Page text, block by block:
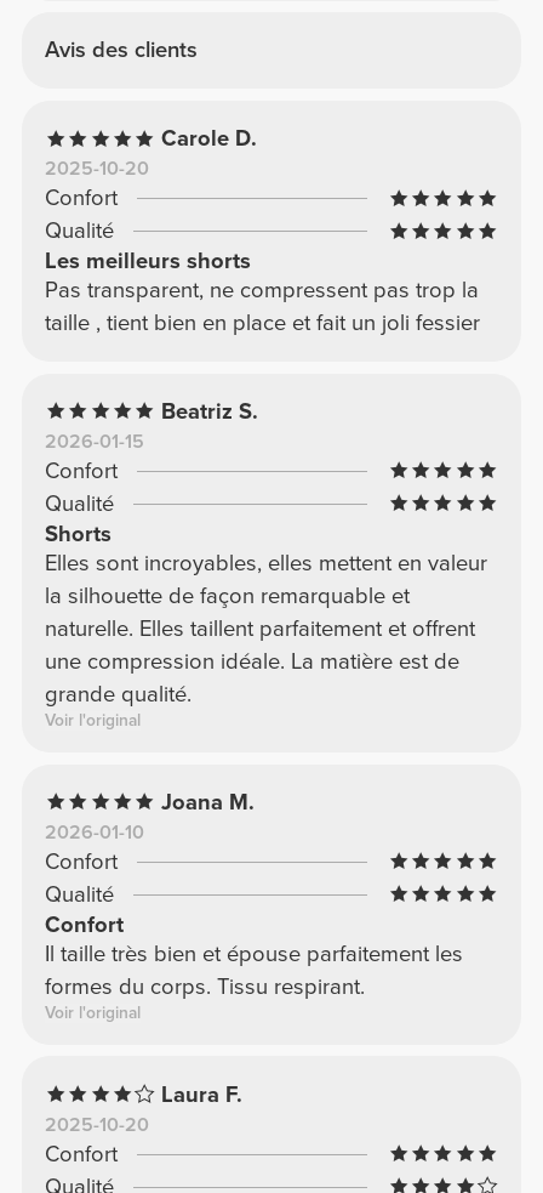
Avis des clients
Carole D.
2025-10-20
Confort
Qualité
Les meilleurs shorts
Pas transparent, ne compressent pas trop la
taille , tient bien en place et fait un joli fessier
Beatriz S.
2026-01-15
Confort
Qualité
Shorts
Elles sont incroyables, elles mettent en valeur
la silhouette de façon remarquable et
naturelle. Elles taillent parfaitement et offrent
une compression idéale. La matière est de
grande qualité.
Voir l'original
Joana M.
2026-01-10
Confort
Qualité
Confort
Il taille très bien et épouse parfaitement les
formes du corps. Tissu respirant.
Voir l'original
Laura F.
2025-10-20
Confort
Qualité